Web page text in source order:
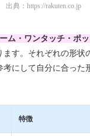
出典： https://rakuten.co.jp
ーム・ワンタッチ・ポ
ます。それぞれの形状
考にして自分に合った
特徴